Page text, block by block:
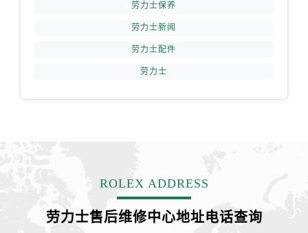
安徽省池州市贵池区长江路劳力士售后服务中心（需提前预约）
劳力士保养
劳力士新闻
劳力士配件
劳力士
ROLEX ADDRESS
劳力士售后维修中心地址电话查询